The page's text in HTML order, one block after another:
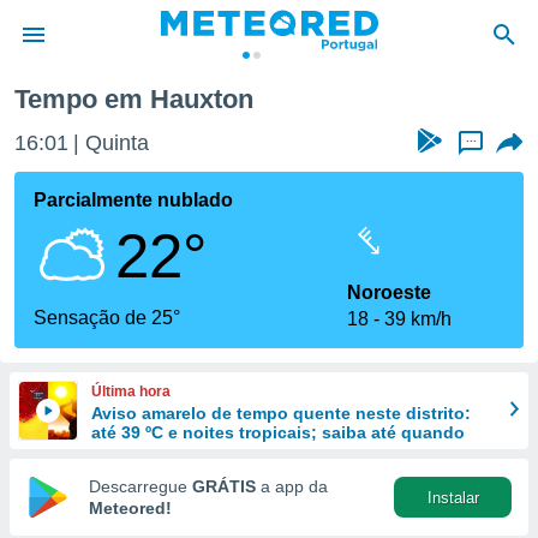
da
foi
fornecidas
a este
das
e
forma
digital
Tempo em Hauxton
16:01 Quinta ...
Parcialmente nublado
22°
Sensação de 25°
Noroeste
18
39 km/h
Última hora
Aviso amarelo de tempo quente neste distrito:
até 39 ºC e noites tropicais; saiba até quando
Descarregue GRÁTIS a app da
Meteored!
Instalar